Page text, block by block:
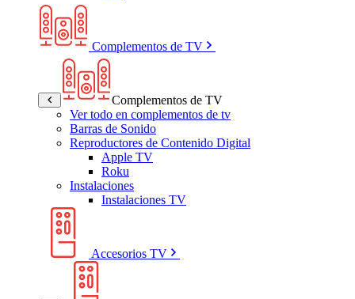
Complementos de TV
Complementos de TV
Ver todo en complementos de tv
Barras de Sonido
Reproductores de Contenido Digital
Apple TV
Roku
Instalaciones
Instalaciones TV
Accesorios TV